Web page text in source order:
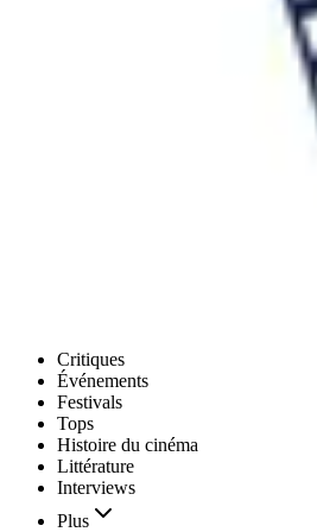
Critiques
Événements
Festivals
Tops
Histoire du cinéma
Littérature
Interviews
Plus